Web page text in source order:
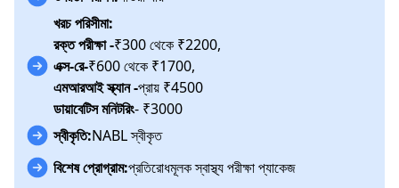
খরচ পরিসীমা:
রক্ত পরীক্ষা -₹300 থেকে ₹2200,
এক্স-রে-₹600 থেকে ₹1700,
এমআরআই স্ক্যান -প্রায় ₹4500
ডায়াবেটিস মনিটরিং- ₹3000
স্বীকৃতি:NABL স্বীকৃত
বিশেষ প্রোগ্রাম:প্রতিরোধমূলক স্বাস্থ্য পরীক্ষা প্যাকেজ